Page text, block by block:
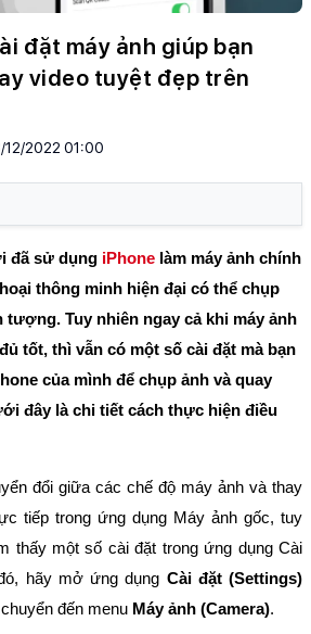
đặt máy ảnh giúp bạn
video tuyệt đẹp trên
12/2022 01:00
đã sử dụng iPhone làm máy ảnh chính
thông minh hiện đại có thể chụp
Tuy nhiên ngay cả khi máy ảnh
tốt, thì vẫn có một số cài đặt mà bạn
của mình để chụp ảnh và quay
đây là chi tiết cách thực hiện điều
đổi giữa các chế độ máy ảnh và thay
tiếp trong ứng dụng Máy ảnh gốc, tuy
thấy một số cài đặt trong ứng dụng Cài
hãy mở ứng dụng Cài đặt (Settings)
đến menu Máy ảnh (Camera).